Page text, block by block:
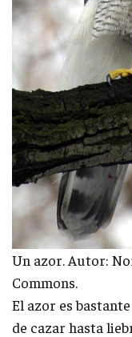
Un azor. Autor:
Commons.
El azor es
de cazar hasta